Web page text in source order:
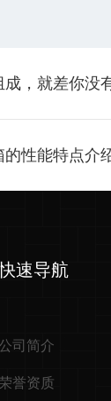
，就差你没
性能特点介
速导航
司简介
誉资质